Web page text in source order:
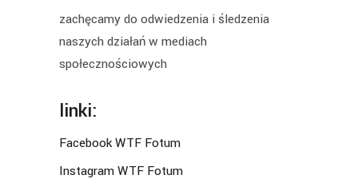
zachęcamy do odwiedzenia i śledzenia
naszych działań w mediach
społecznościowych
linki:
Facebook WTF Fotum
Instagram WTF Fotum